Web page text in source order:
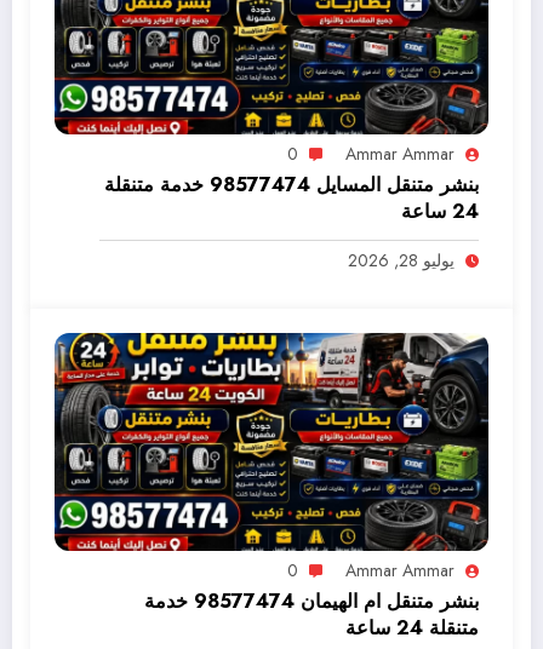
Ammar Ammar
0
بنشر متنقل المسايل 98577474 خدمة متنقلة
24 ساعة
يوليو 28, 2026
Ammar Ammar
0
بنشر متنقل ام الهيمان 98577474 خدمة
متنقلة 24 ساعة